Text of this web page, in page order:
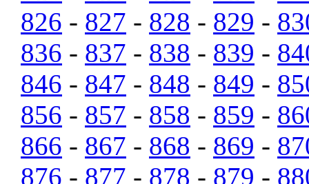
826 - 827 - 828 - 829 -
836 - 837 - 838 - 839 -
846 - 847 - 848 - 849 -
856 - 857 - 858 - 859 -
866 - 867 - 868 - 869 -
876 - 877 - 878 - 879 -